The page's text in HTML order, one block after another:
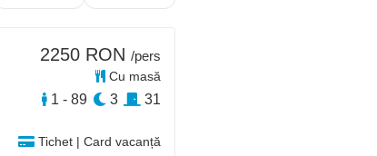
Tichet | Card vacanță
2250 RON /pers
Cu masă
1 - 89 3 31